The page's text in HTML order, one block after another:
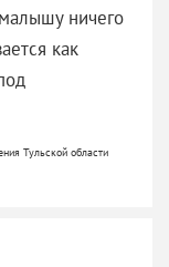
ничего
как
Тульской области